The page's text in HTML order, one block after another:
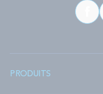
PRODUITS